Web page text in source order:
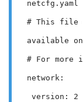
netcfg.yaml
# This file
available
# For more
network:
version: 2